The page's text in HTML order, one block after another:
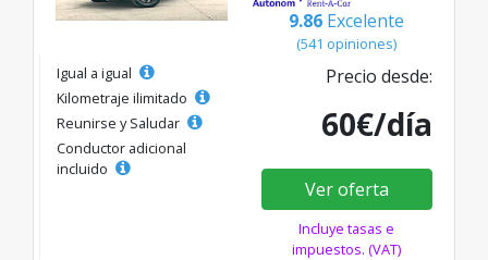
9.86 Excelente
(541 opiniones)
Igual a igual
Kilometraje ilimitado
Reunirse y Saludar
Conductor adicional
incluido
Precio desde:
60€/día
Ver oferta
Incluye tasas e
impuestos. (VAT)